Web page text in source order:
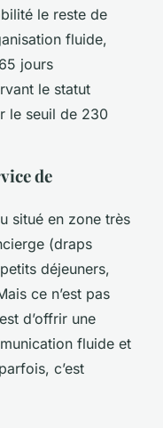
le reste de
fluide,
jours
le statut
le seuil de 230
de
situé en zone très
(draps
déjeuners,
ce n’est pas
d’offrir une
fluide et
c’est